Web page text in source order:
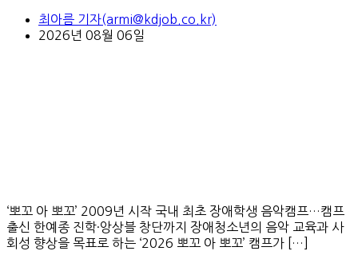
최아름 기자(armi@kdjob.co.kr)
2026년 08월 06일
‘뽀꼬 아 뽀꼬’ 2009년 시작 국내 최초 장애학생 음악캠프…캠프
출신 한예종 진학·앙상블 창단까지 장애청소년의 음악 교육과 사
회성 향상을 목표로 하는 ‘2026 뽀꼬 아 뽀꼬’ 캠프가 […]